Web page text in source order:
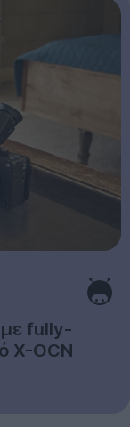
με fully-
X-OCN